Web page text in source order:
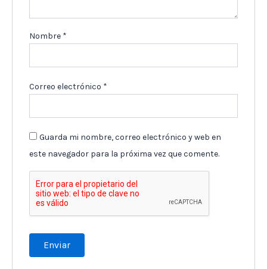
Nombre *
Correo electrónico *
Guarda mi nombre, correo electrónico y web en
este navegador para la próxima vez que comente.